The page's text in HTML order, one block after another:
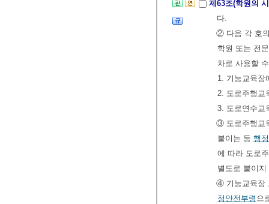
제63조(학원의
다.
② 다음 각 호
학원 또는 전
차로 사용할
1. 기능교육장
2. 도로주행교
3. 도로연수교
③ 도로주행교
붙이는 등 행
에 따라 도로
별도로 붙이
④ 기능교육장
정안전부령 으